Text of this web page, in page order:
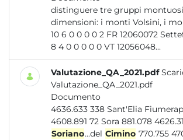
distinguere tre gruppi
dimensioni: i monti Volsini, i
10 6 0 0 0 0 2 FR 12060072 Settefrati 50,6 17 3
8 4 0 0 0 0 0 VT 12056048...
Valutazione_QA_2021.pdf
Valutazione_QA_2021.pdf
Documento
4636.633 338 Sant'Elia Fiumerapido 904.544
4608.891 72 Sora 881.078
Soriano...del Cimino 770.755